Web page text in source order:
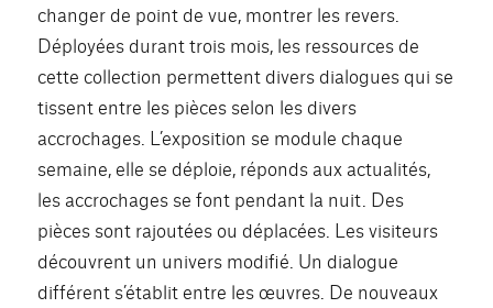
changer de point de vue, montrer les revers.
Déployées durant trois mois, les ressources de
cette collection permettent divers dialogues qui se
tissent entre les pièces selon les divers
accrochages. L’exposition se module chaque
semaine, elle se déploie, réponds aux actualités,
les accrochages se font pendant la nuit. Des
pièces sont rajoutées ou déplacées. Les visiteurs
découvrent un univers modifié. Un dialogue
différent s’établit entre les œuvres. De nouveaux